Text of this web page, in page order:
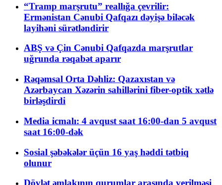
“Tramp marşrutu” reallığa çevrilir:
Ermənistan Cənubi Qafqazı dəyişə biləcək
layihəni sürətləndirir
ABŞ və Çin Cənubi Qafqazda marşrutlar
uğrunda rəqabət aparır
Rəqəmsal Orta Dəhliz: Qazaxıstan və
Azərbaycan Xəzərin sahillərini fiber-optik xətlə
birləşdirdi
Media icmalı: 4 avqust saat 16:00-dan 5 avqust
saat 16:00-dək
Sosial şəbəkələr üçün 16 yaş həddi tətbiq
olunur